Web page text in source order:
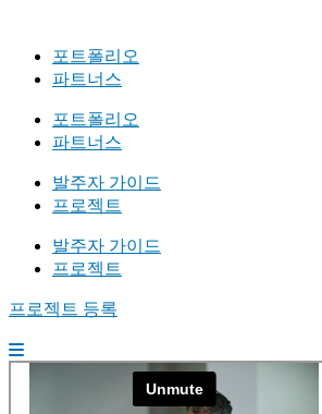
포트폴리오
파트너스
포트폴리오
파트너스
발주자 가이드
프로젝트
발주자 가이드
프로젝트
프로젝트 등록